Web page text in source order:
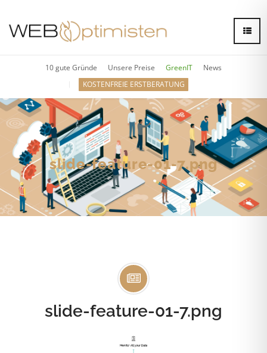
10 gute Gründe Unsere Preise GreenIT
News
KOSTENFREIE ERSTBERATUNG
slide-feature-01-7.png
slide-feature-01-7.png